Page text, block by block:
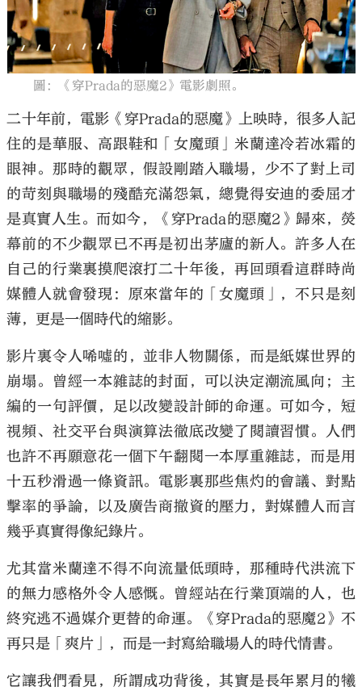
大公文匯
圖：《穿Prada的惡魔2》電影劇照。
二十年前，電影《穿Prada的惡魔》上映時，很多人記
住的是華服、高跟鞋和「女魔頭」米蘭達冷若冰霜的
眼神。那時的觀眾，假設剛踏入職場，少不了對上司
的苛刻與職場的殘酷充滿怨氣，總覺得安迪的委屈才
是真實人生。而如今，《穿Prada的惡魔2》歸來，熒
幕前的不少觀眾已不再是初出茅廬的新人。許多人在
自己的行業裏摸爬滾打二十年後，再回頭看這群時尚
媒體人就會發現：原來當年的「女魔頭」，不只是刻
薄，更是一個時代的縮影。
影片裏令人唏噓的，並非人物關係，而是紙媒世界的
崩塌。曾經一本雜誌的封面，可以決定潮流風向；主
編的一句評價，足以改變設計師的命運。可如今，短
視頻、社交平台與演算法徹底改變了閱讀習慣。人們
也許不再願意花一個下午翻閱一本厚重雜誌，而是用
十五秒滑過一條資訊。電影裏那些焦灼的會議、對點
擊率的爭論，以及廣告商撤資的壓力，對媒體人而言
幾乎真實得像紀錄片。
尤其當米蘭達不得不向流量低頭時，那種時代洪流下
的無力感格外令人感慨。曾經站在行業頂端的人，也
終究逃不過媒介更替的命運。《穿Prada的惡魔2》不
再只是「爽片」，而是一封寫給職場人的時代情書。
它讓我們看見，所謂成功背後，其實是長年累月的犧